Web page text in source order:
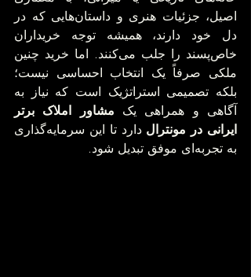
آگاهی و همراهی یک
ایرانی در مونترال
به تجربه‌ای موفق تبدیل شود.